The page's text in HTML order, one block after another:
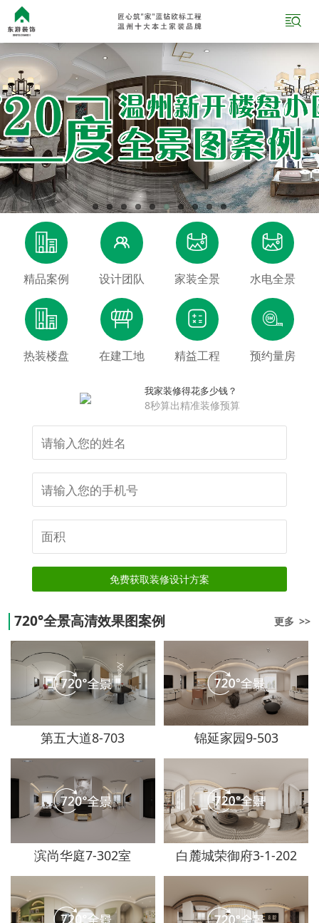


精品案例

设计团队

家装全景

水电全景

热装楼盘

在建工地

精益工程

预约量房
我家装修得花多少钱？
8秒算出精准装修预算
免费获取装修设计方案
720°全景高清效果图案例 更多 >>
第五大道8-703 锦延家园9-503
滨尚华庭7-302室 白麓城荣御府3-1-202